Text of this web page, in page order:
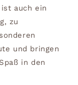
auch ein
zu
und bringen
in den